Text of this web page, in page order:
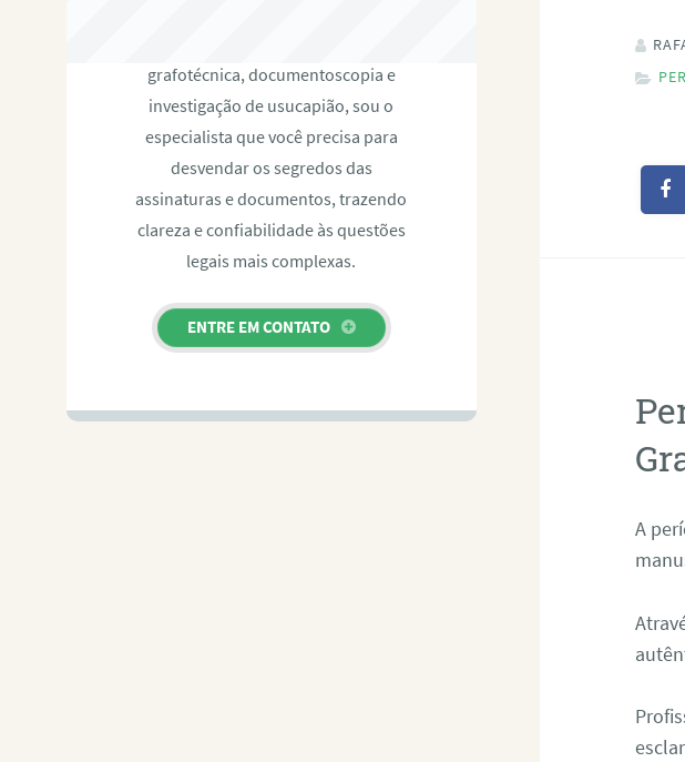
A
grafotécnica, documentoscopia e
investigação de usucapião, sou o
especialista que você precisa para
desvendar os segredos das
assinaturas e documentos, trazendo
clareza e confiabilidade às questões
legais mais complexas.
ENTRE EM CONTATO